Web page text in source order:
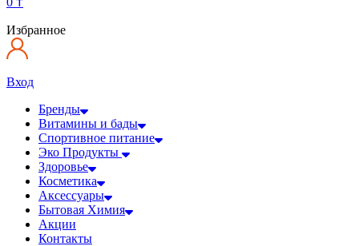
Избранное
Вход
Бренды
Витамины и бады
Спортивное питание
Эко Продукты
Здоровье
Косметика
Аксессуары
Бытовая Химия
Акции
Контакты